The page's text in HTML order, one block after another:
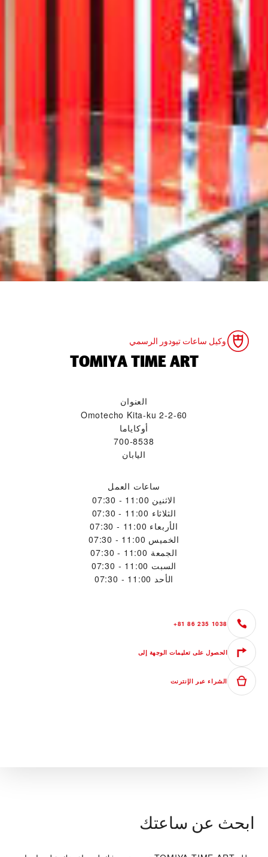
وكيل ساعات تيودور الرسمي
‭TOMIYA TIME ART‬
العنوان
2-2-60 Omotecho Kita-ku
أوكاياما
700-8538
اليابان
ساعات العمل
الاثنين 11:00 - 07:30
الثلاثاء 11:00 - 07:30
الأربعاء 11:00 - 07:30
الخميس 11:00 - 07:30
الجمعة 11:00 - 07:30
السبت 11:00 - 07:30
الأحد 11:00 - 07:30
+81 86 235 1038
الحصول على تعليمات الوجهة إلى
الشراء عبر الإنترنت
ابحث عن ساعتك